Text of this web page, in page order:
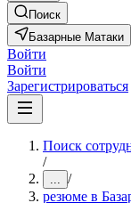
Поиск
Базарные Матаки
Войти
Войти
Зарегистрироваться
Поиск
/
... /
резюме в